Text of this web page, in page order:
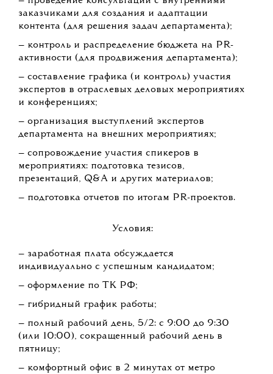
заказчиками для создания и адаптации
контента (для решения задач департамента);
— контроль и распределение бюджета на PR-
активности (для продвижения департамента);
— составление графика (и контроль) участия
экспертов в отраслевых деловых мероприятиях
и конференциях;
— организация выступлений экспертов
департамента на внешних мероприятиях;
— сопровождение участия спикеров в
мероприятиях: подготовка тезисов,
презентаций, Q&A и других материалов;
— подготовка отчетов по итогам PR-проектов.
Условия:
— заработная плата обсуждается
индивидуально с успешным кандидатом;
— оформление по ТК РФ;
— гибридный график работы;
— полный рабочий день, 5/2: с 9:00 до 9:30
(или 10:00), сокращенный рабочий день в
пятницу;
— комфортный офис в 2 минутах от метро